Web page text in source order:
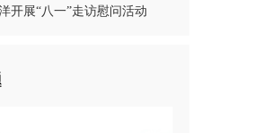
开展“八一”走访慰问活动